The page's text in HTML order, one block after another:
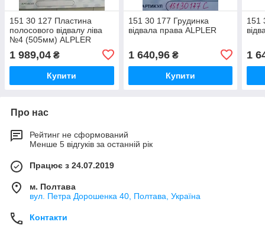
151 30 127 Пластина
полосового відвалу ліва
№4 (505мм) ALPLER
1 989,04 ₴
Купити
151 30 177 Грудинка
відвала права ALPLER
1 640,96₴
Купити
151
1
Про нас
Рейтинг не сформований
Менше 5 відгуків за останній рік
Працює з 24.07.2019
м. Полтава
вул. Петра Дорошенка 40, Полтава, Україна
Контакти